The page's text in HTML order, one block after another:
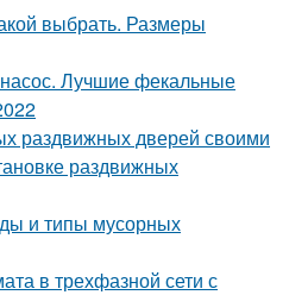
выбрать. Размеры
Лучшие фекальные
раздвижных дверей своими
раздвижных
и типы мусорных
в трехфазной сети с